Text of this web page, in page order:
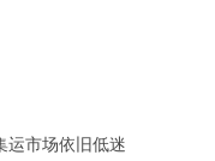
运市场依旧低迷